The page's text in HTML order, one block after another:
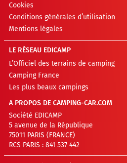
Cookies
Conditions générales d’utilisation
Mentions légales
LE RÉSEAU EDICAMP
L’Officiel des terrains de camping
Camping France
Les plus beaux campings
A PROPOS DE CAMPING-CAR.COM
Société EDICAMP
5 avenue de la République
75011 PARIS (FRANCE)
RCS PARIS : 841 537 442